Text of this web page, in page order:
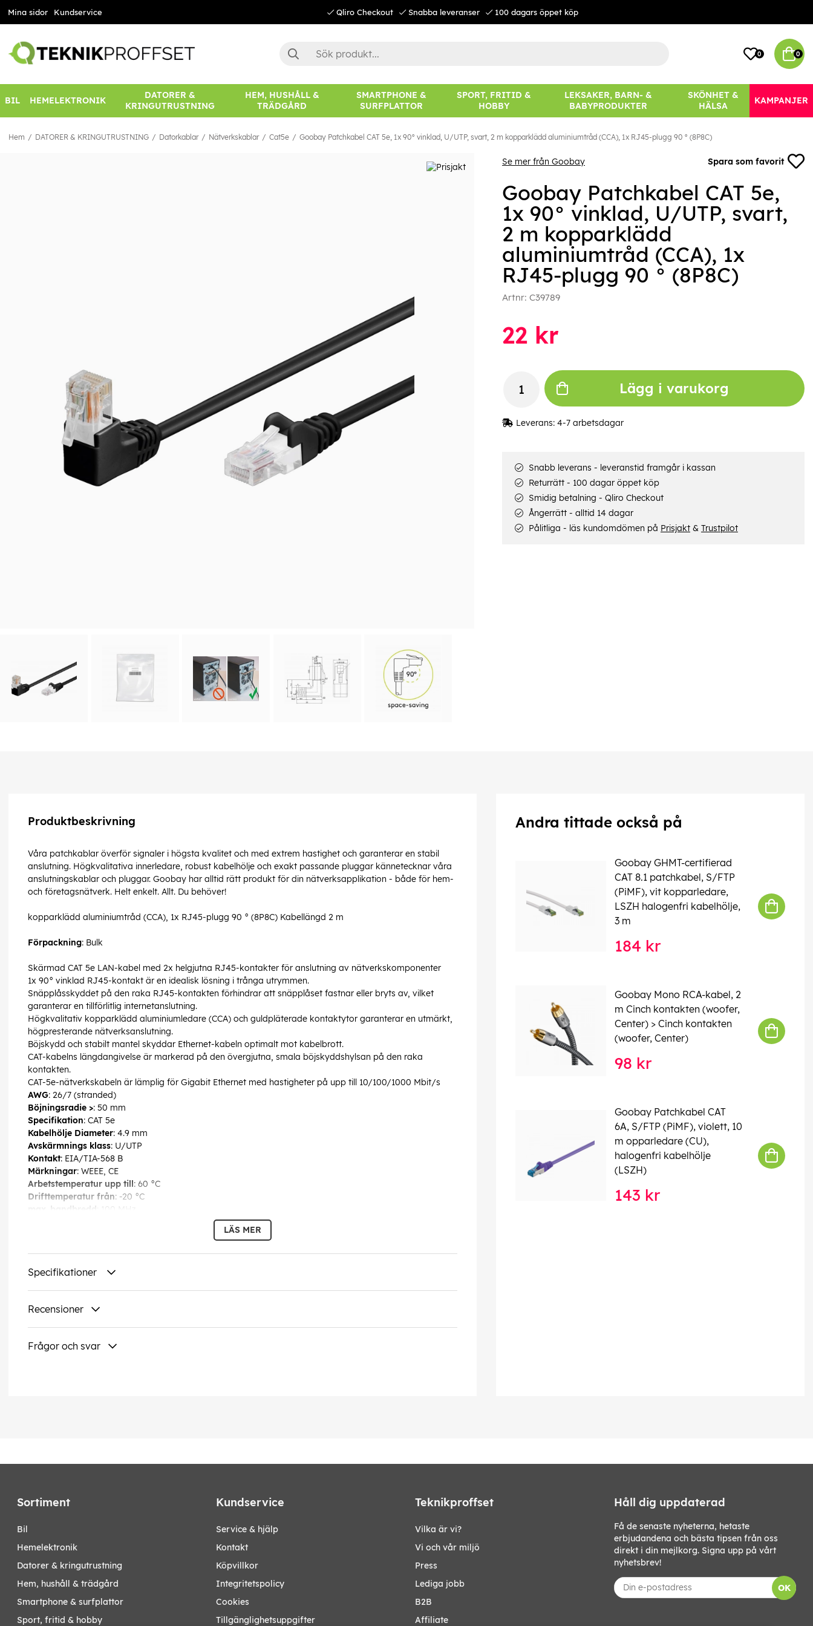
Mina sidor Kundservice Qliro Checkout Snabba leveranser 100 dagars öppet köp
0 0
BIL HEMELEKTRONIK
DATORER &
KRINGUTRUSTNING
HEM, HUSHÅLL &
TRÄDGÅRD
SMARTPHONE &
SURFPLATTOR
SPORT, FRITID &
HOBBY
LEKSAKER, BARN- &
BABYPRODUKTER
SKÖNHET &
HÄLSA
KAMPANJER
Hem DATORER & KRINGUTRUSTNING Datorkablar Nätverkskablar Cat5e Goobay Patchkabel CAT 5e, 1x 90° vinklad, U/UTP, svart, 2 m kopparklädd aluminiumtråd (CCA), 1x RJ45-plugg 90 ° (8P8C)
Se mer från Goobay Spara som favorit
Goobay Patchkabel CAT 5e,
1x 90° vinklad, U/UTP, svart,
2 m kopparklädd
aluminiumtråd (CCA), 1x
RJ45-plugg 90 ° (8P8C)
Artnr: C39789
22kr
Lägg i varukorg
Leverans: 4-7 arbetsdagar
Snabb leverans - leveranstid framgår i kassan
Returrätt - 100 dagar öppet köp
Smidig betalning - Qliro Checkout
Ångerrätt - alltid 14 dagar
Pålitliga - läs kundomdömen på Prisjakt& Trustpilot
Produktbeskrivning
Våra patchkablar överför signaler i högsta kvalitet och med extrem hastighet och garanterar en stabil
anslutning. Högkvalitativa innerledare, robust kabelhölje och exakt passande pluggar kännetecknar våra
anslutningskablar och pluggar. Goobay har alltid rätt produkt för din nätverksapplikation - både för hem-
och företagsnätverk. Helt enkelt. Allt. Du behöver!
kopparklädd aluminiumtråd (CCA), 1x RJ45-plugg 90 ° (8P8C) Kabellängd 2 m
Förpackning: Bulk
Skärmad CAT 5e LAN-kabel med 2x helgjutna RJ45-kontakter för anslutning av nätverkskomponenter
1x 90° vinklad RJ45-kontakt är en idealisk lösning i trånga utrymmen.
Snäpplåsskyddet på den raka RJ45-kontakten förhindrar att snäpplåset fastnar eller bryts av, vilket
garanterar en tillförlitlig internetanslutning.
Högkvalitativ kopparklädd aluminiumledare (CCA) och guldpläterade kontaktytor garanterar en utmärkt,
högpresterande nätverksanslutning.
Böjskydd och stabilt mantel skyddar Ethernet-kabeln optimalt mot kabelbrott.
CAT-kabelns längdangivelse är markerad på den övergjutna, smala böjskyddshylsan på den raka
kontakten.
CAT-5e-nätverkskabeln är lämplig för Gigabit Ethernet med hastigheter på upp till 10/100/1000 Mbit/s
AWG: 26/7 (stranded)
Böjningsradie >: 50 mm
Specifikation: CAT 5e
Kabelhölje Diameter: 4.9 mm
Avskärmnings klass: U/UTP
Kontakt: EIA/TIA-568 B
Märkningar: WEEE, CE
Arbetstemperatur upp till: 60 °C
Drifttemperatur från: -20 °C
max. bandbredd : 100 MHz
Anslutning, avskärmning
LÄS MER
Specifikationer
Recensioner
Frågor och svar
Andra tittade också på
Goobay GHMT-certifierad
CAT 8.1 patchkabel, S/FTP
(PiMF), vit kopparledare,
LSZH halogenfri kabelhölje,
3 m
184 kr
Goobay Mono RCA-kabel, 2
m Cinch kontakten (woofer,
Center) > Cinch kontakten
(woofer, Center)
98 kr
Goobay Patchkabel CAT
6A, S/FTP (PiMF), violett, 10
m opparledare (CU),
halogenfri kabelhölje
(LSZH)
143 kr
Sortiment
bil
hemelektronik
datorer & kringutrustning
hem, hushåll & trädgård
smartphone & surfplattor
sport, fritid & hobby
Kundservice
Service & hjälp
Kontakt
Köpvillkor
Integritetspolicy
Cookies
Tillgänglighetsuppgifter
Teknikproffset
Vilka är vi?
Vi och vår miljö
Press
Lediga jobb
B2B
Affiliate
Håll dig uppdaterad
Få de senaste nyheterna, hetaste
erbjudandena och bästa tipsen från oss
direkt i din mejlkorg. Signa upp på vårt
nyhetsbrev!
OK